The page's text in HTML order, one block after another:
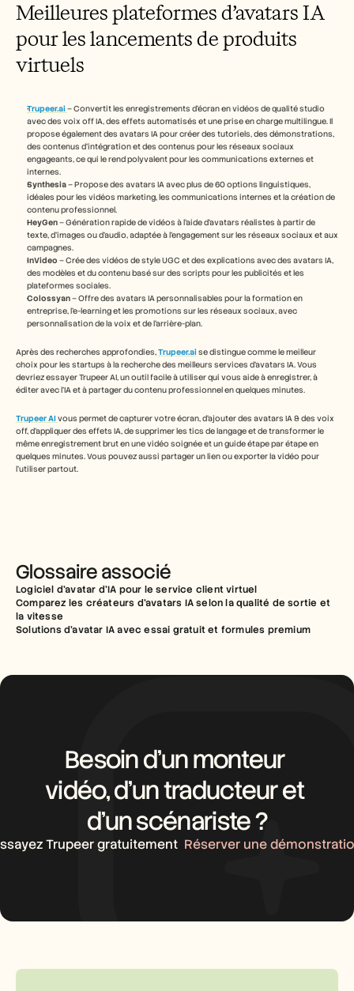
Meilleures plateformes d’avatars IA
pour les lancements de produits
virtuels
Trupeer.ai– Convertit les enregistrements d’écran en vidéos de qualité studio
avec des voix off IA, des effets automatisés et une prise en charge multilingue. Il
propose également des avatars IA pour créer des tutoriels, des démonstrations,
des contenus d’intégration et des contenus pour les réseaux sociaux
engageants, ce qui le rend polyvalent pour les communications externes et
internes.
Synthesia – Propose des avatars IA avec plus de 60 options linguistiques,
idéales pour les vidéos marketing, les communications internes et la création de
contenu professionnel.
HeyGen – Génération rapide de vidéos à l’aide d’avatars réalistes à partir de
texte, d’images ou d’audio, adaptée à l’engagement sur les réseaux sociaux et aux
campagnes.
InVideo – Crée des vidéos de style UGC et des explications avec des avatars IA,
des modèles et du contenu basé sur des scripts pour les publicités et les
plateformes sociales.
Colossyan – Offre des avatars IA personnalisables pour la formation en
entreprise, l’e-learning et les promotions sur les réseaux sociaux, avec
personnalisation de la voix et de l’arrière-plan.
Après des recherches approfondies, Trupeer.ai se distingue comme le meilleur
choix pour les startups à la recherche des meilleurs services d’avatars IA. Vous
devriez essayer Trupeer AI, un outil facile à utiliser qui vous aide à enregistrer, à
éditer avec l’IA et à partager du contenu professionnel en quelques minutes.
Trupeer AIvous permet de capturer votre écran, d’ajouter des avatars IA & des voix
off, d’appliquer des effets IA, de supprimer les tics de langage et de transformer le
même enregistrement brut en une vidéo soignée et un guide étape par étape en
quelques minutes. Vous pouvez aussi partager un lien ou exporter la vidéo pour
l’utiliser partout.
Glossaire associé
Logiciel d’avatar d’IA pour le service client virtuel
Comparez les créateurs d’avatars IA selon la qualité de sortie et
la vitesse
Solutions d’avatar IA avec essai gratuit et formules premium
Besoin d’un monteur
vidéo, d’un traducteur et
d’un scénariste ?
Trupeer gratuitement Réserver une